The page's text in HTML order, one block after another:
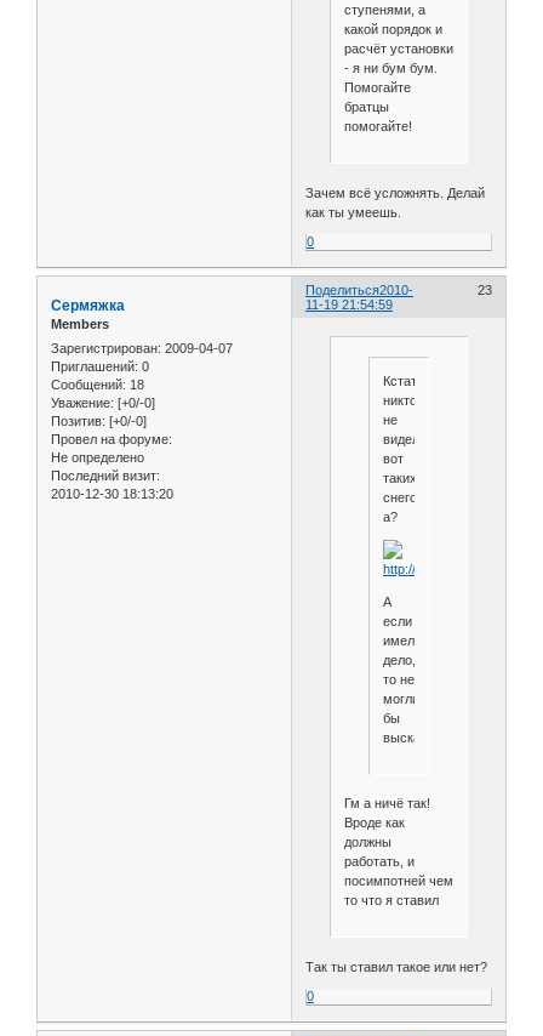
ступенями, а
какой порядок и
расчёт установки
- я ни бум бум.
Помогайте
братцы
помогайте!
Зачем всё усложнять. Делай
как ты умеешь.
0
Поделиться 23
2010-
11-19 21:54:59
Сермяжка
Members
Зарегистрирован: 2009-04-07
Приглашений: 0
Сообщений: 18
Уважение: [+0/-0]
Позитив: [+0/-0]
Провел на форуме:
Не определено
Последний визит:
2010-12-30 18:13:20
Кстати,
никто
не
видел
вот
таких
снегозадержателей,
а?
А
если
имели
дело,
то не
могли
бы
высказаться....
Гм а ничё так!
Вроде как
должны
работать, и
посимпотней чем
то что я ставил
Так ты ставил такое или нет?
0